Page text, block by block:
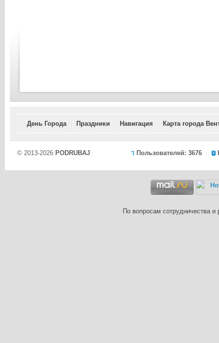
День Города Праздники Навигация Карта города
Пользователей: 3676
© 2013-2026 PODRUBAJ
По вопросам сотрудничества